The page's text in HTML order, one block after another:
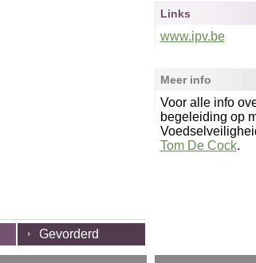
Links
www.ipv.be
Meer info
Voor alle info
begeleiding op
Tom De Cock.
Gevorderd